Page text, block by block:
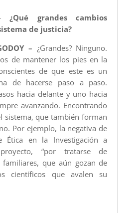
– ¿Qué grandes cambios
de justicia?
– ¿Grandes? Ninguno.
de mantener los pies en la
de que este es un
de hacerse paso a paso.
hacia delante y uno hacia
avanzando. Encontrando
sistema, que también forman
Por ejemplo, la negativa de
Ética en la Investigación a
“por tratarse de
familiares, que aún gozan de
científicos que avalen su